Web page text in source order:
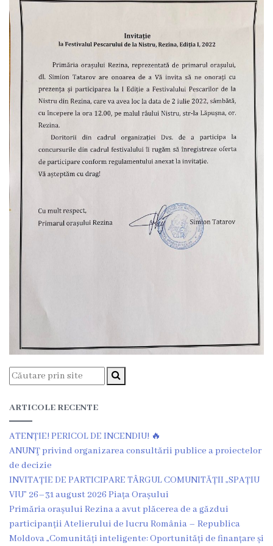
,,Servicii
Comunal
-
Locative”
or.Rezina.
Î.M
,,
comercială
Posturi
Componența
Consiliului
Secretar
ARTICOLE RECENTE
ATENȚIE! PERICOL DE INCENDIU! 🔥
ANUNŢ privind organizarea consultării publice a proiectelor
de decizie
INVITAȚIE DE PARTICIPARE TÂRGUL COMUNITĂȚII „SPAȚIU
VIU” 26–31 august 2026 Piața Orașului
Primăria orașului Rezina a avut plăcerea de a găzdui
participanții Atelierului de lucru România – Republica
Moldova „Comunități inteligente: Oportunități de finanțare și